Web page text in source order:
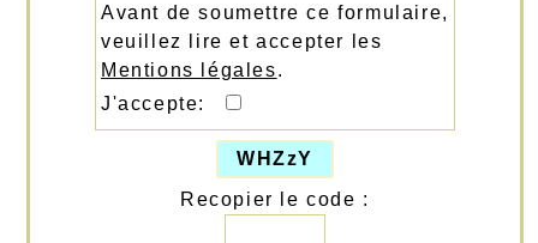
Avant de soumettre ce formulaire,
veuillez lire et accepter les
Mentions légales.
J'accepte:
WHZzY
Recopier le code :